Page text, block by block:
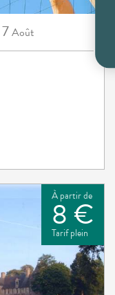
7Août
À partir de
8 €
Tarif plein